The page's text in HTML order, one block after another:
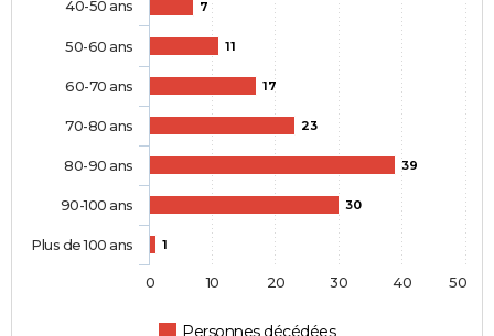
7
11
17
23
39
30
1
Personnes décédées
40-50 ans
50-60 ans
60-70 ans
70-80 ans
80-90 ans
90-100 ans
Plus de 100 ans
0 10 20 30 40 50